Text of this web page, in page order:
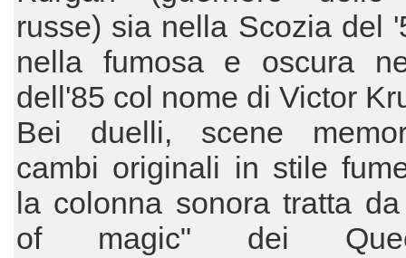
russe) sia nella Scozia del
nella fumosa e oscura
dell'85 col nome di Victor
Bei duelli, scene
cambi originali in stile
la colonna sonora tratta
of magic" dei